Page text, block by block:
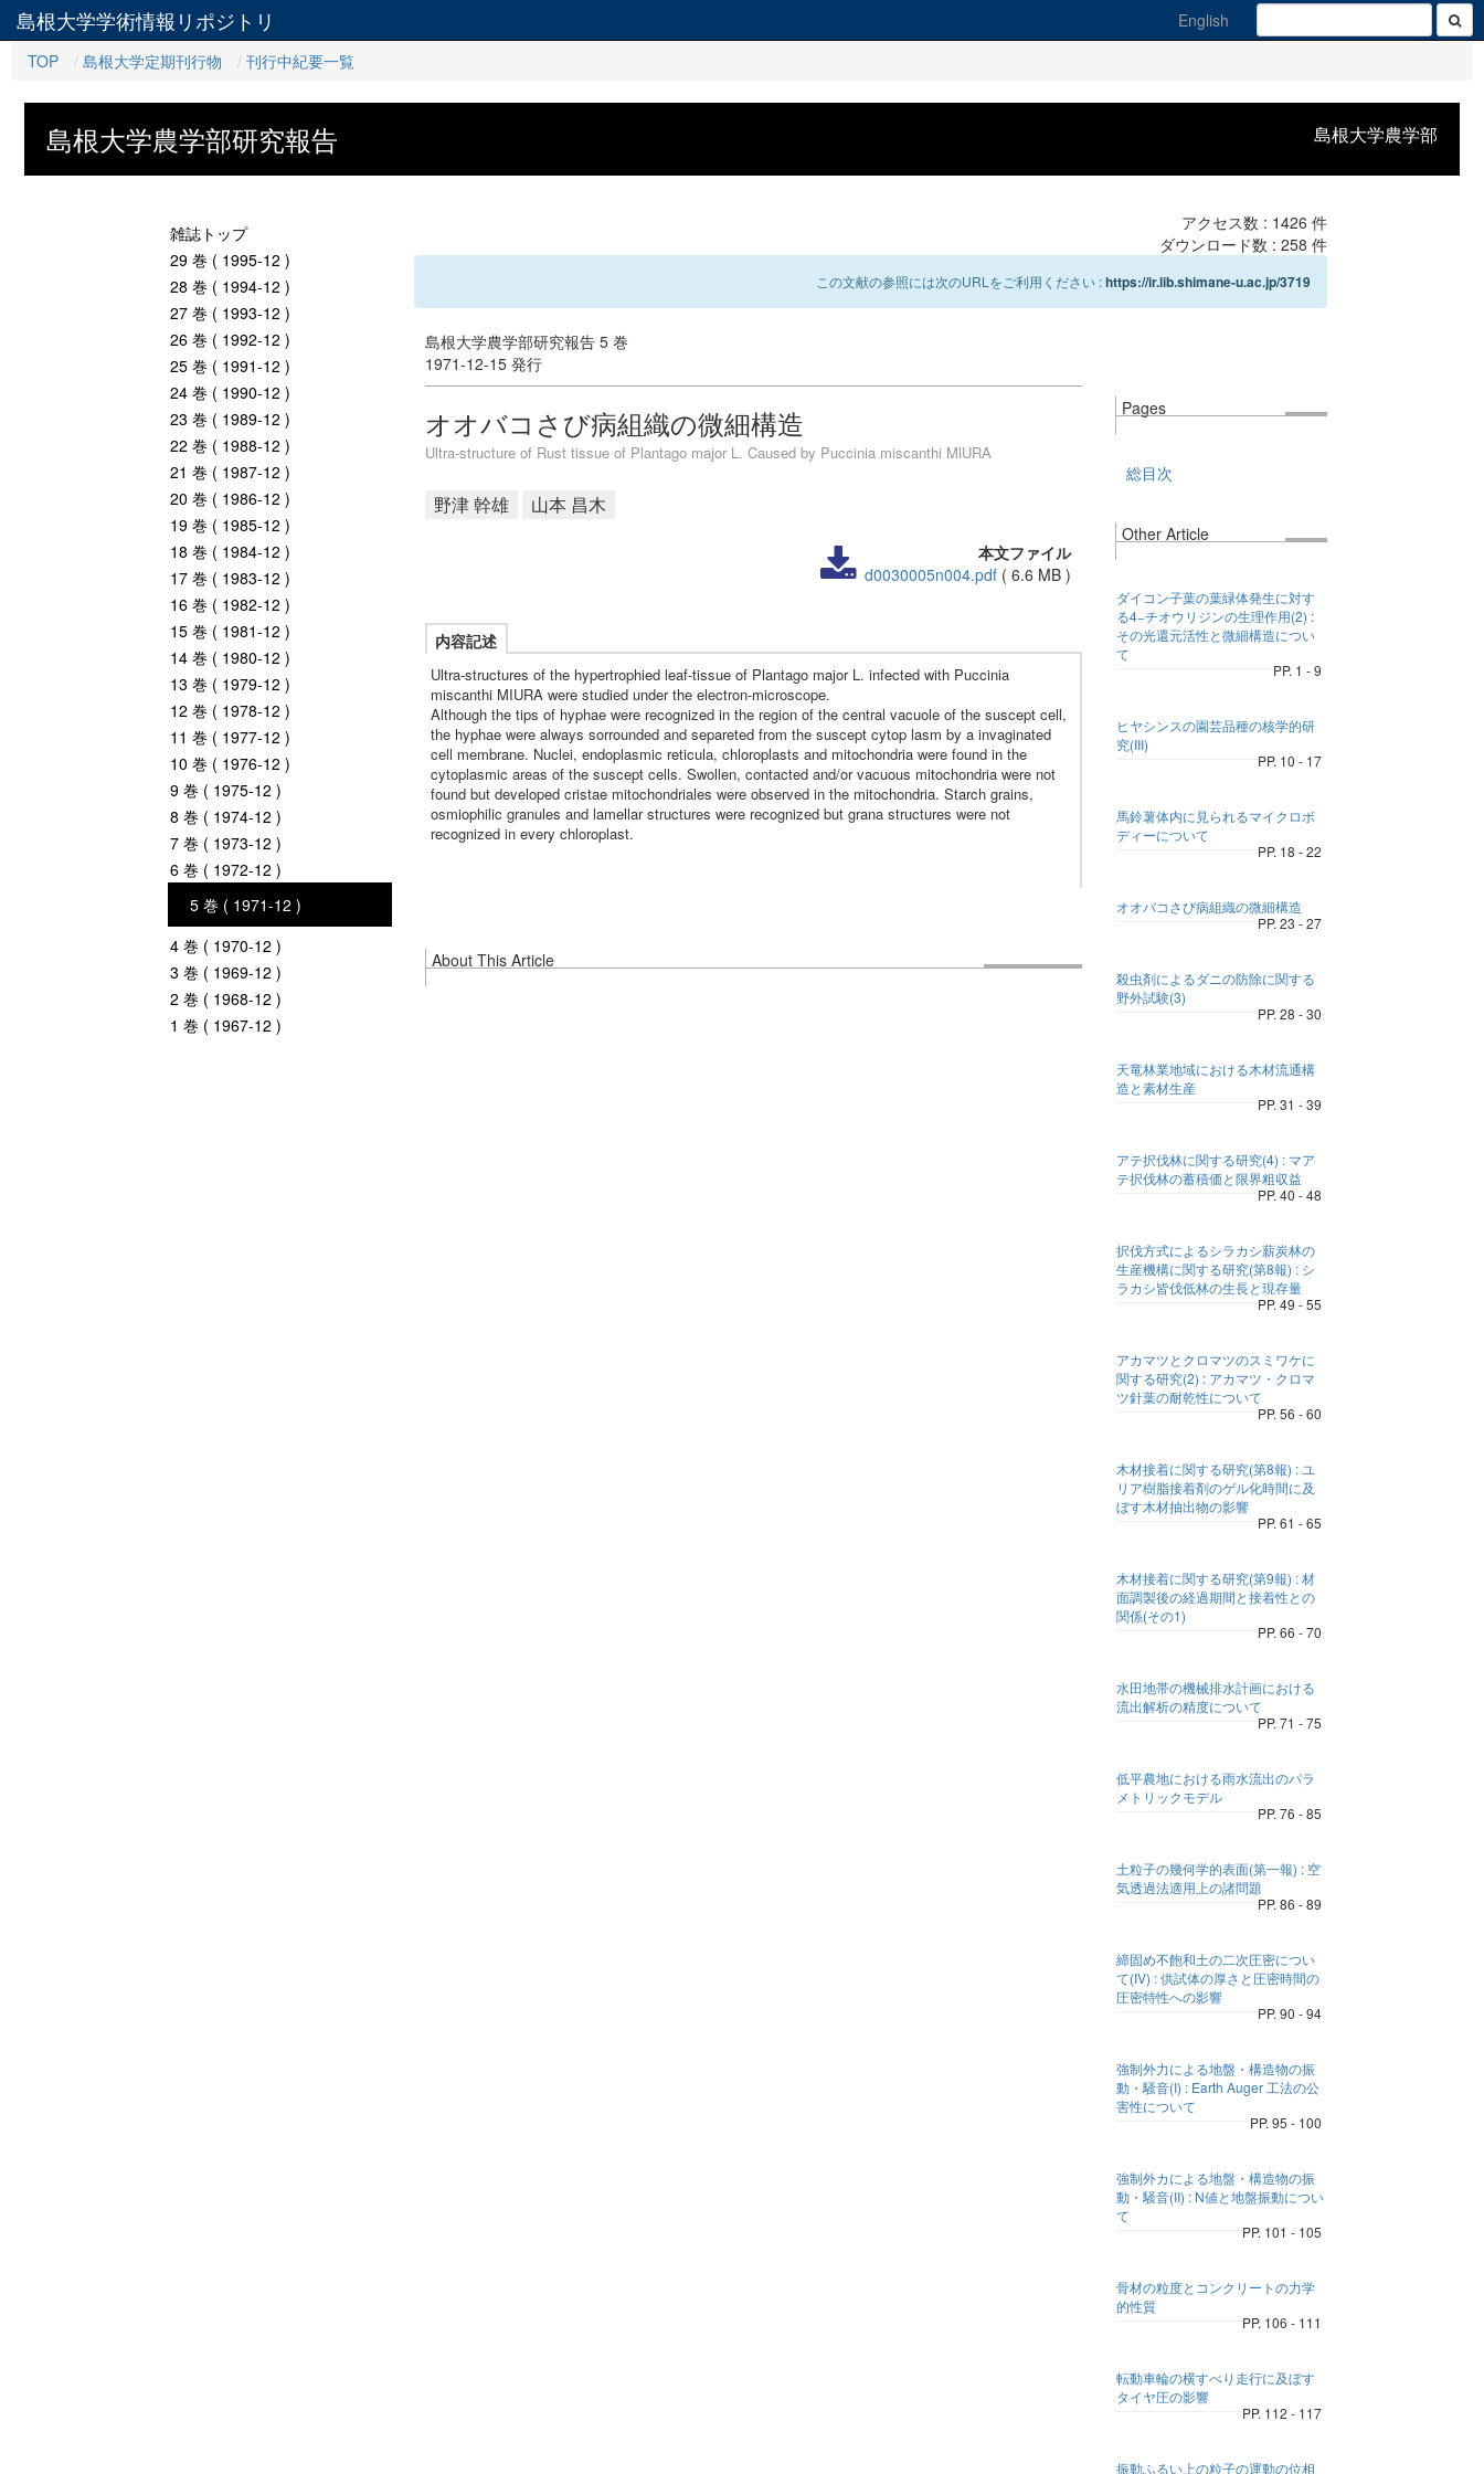
島根大学学術情報リポジトリ
English
TOP
島根大学定期刊行物 刊行中紀要一覧
島根大学農学部
島根大学農学部研究報告
雑誌トップ
29 巻 ( 1995-12 )
28 巻 ( 1994-12 )
27 巻 ( 1993-12 )
26 巻 ( 1992-12 )
25 巻 ( 1991-12 )
24 巻 ( 1990-12 )
23 巻 ( 1989-12 )
22 巻 ( 1988-12 )
21 巻 ( 1987-12 )
20 巻 ( 1986-12 )
19 巻 ( 1985-12 )
18 巻 ( 1984-12 )
17 巻 ( 1983-12 )
16 巻 ( 1982-12 )
15 巻 ( 1981-12 )
14 巻 ( 1980-12 )
13 巻 ( 1979-12 )
12 巻 ( 1978-12 )
11 巻 ( 1977-12 )
10 巻 ( 1976-12 )
9 巻 ( 1975-12 )
8 巻 ( 1974-12 )
7 巻 ( 1973-12 )
6 巻 ( 1972-12 )
5 巻 ( 1971-12 )
4 巻 ( 1970-12 )
3 巻 ( 1969-12 )
2 巻 ( 1968-12 )
1 巻 ( 1967-12 )
アクセス数 : 1426 件
ダウンロード数 : 258 件
この文献の参照には次のURLをご利用ください :https://ir.lib.shimane-u.ac.jp/3719
島根大学農学部研究報告 5 巻
1971-12-15 発行
オオバコさび病組織の微細構造
Ultra-structure of Rust tissue of Plantago major L. Caused by Puccinia miscanthi MlURA
野津 幹雄 山本 昌木
本文ファイル
d0030005n004.pdf (6.6 MB )
内容記述
Ultra-structures of the hypertrophied leaf-tissue of Plantago major L. infected with Puccinia
miscanthi MIURA were studied under the electron-microscope.
Although the tips of hyphae were recognized in the region of the central vacuole of the suscept cell,
the hyphae were always sorrounded and separeted from the suscept cytop lasm by a invaginated
cell membrane. Nuclei, endoplasmic reticula, chloroplasts and mitochondria were found in the
cytoplasmic areas of the suscept cells. Swollen, contacted and/or vacuous mitochondria were not
found but developed cristae mitochondriales were observed in the mitochondria. Starch grains,
osmiophilic granules and lamellar structures were recognized but grana structures were not
recognized in every chloroplast.
About This Article
Pages
総目次
Other Article
ダイコン子葉の葉緑体発生に対す
る4−チオウリジンの生理作用(2) :
その光還元活性と微細構造につい
て
PP. 1 - 9
ヒヤシンスの園芸品種の核学的研
究(III)
PP. 10 - 17
馬鈴薯体内に見られるマイクロボ
ディーについて
PP. 18 - 22
オオバコさび病組織の微細構造
PP. 23 - 27
殺虫剤によるダニの防除に関する
野外試験(3)
PP. 28 - 30
天竜林業地域における木材流通構
造と素材生産
PP. 31 - 39
アテ択伐林に関する研究(4) : マア
テ択伐林の蓄積価と限界粗収益
PP. 40 - 48
択伐方式によるシラカシ薪炭林の
生産機構に関する研究(第8報) : シ
ラカシ皆伐低林の生長と現存量
PP. 49 - 55
アカマツとクロマツのスミワケに
関する研究(2) : アカマツ・クロマ
ツ針葉の耐乾性について
PP. 56 - 60
木材接着に関する研究(第8報) : ユ
リア樹脂接着剤のゲル化時間に及
ぼす木材抽出物の影響
PP. 61 - 65
木材接着に関する研究(第9報) : 材
面調製後の経過期間と接着性との
関係(その1)
PP. 66 - 70
水田地帯の機械排水計画における
流出解析の精度について
PP. 71 - 75
低平農地における雨水流出のパラ
メトリックモデル
PP. 76 - 85
土粒子の幾何学的表面(第一報) : 空
気透過法適用上の諸問題
PP. 86 - 89
締固め不飽和土の二次圧密につい
て(IV) : 供試体の厚さと圧密時間の
圧密特性への影響
PP. 90 - 94
強制外力による地盤・構造物の振
動・騒音(I) : Earth Auger 工法の公
害性について
PP. 95 - 100
強制外カによる地盤・構造物の振
動・騒音(II) : N値と地盤振動につい
て
PP. 101 - 105
骨材の粒度とコンクリートの力学
的性質
PP. 106 - 111
転動車輪の横すべり走行に及ぼす
タイヤ圧の影響
PP. 112 - 117
振動ふるい上の粒子の運動の位相